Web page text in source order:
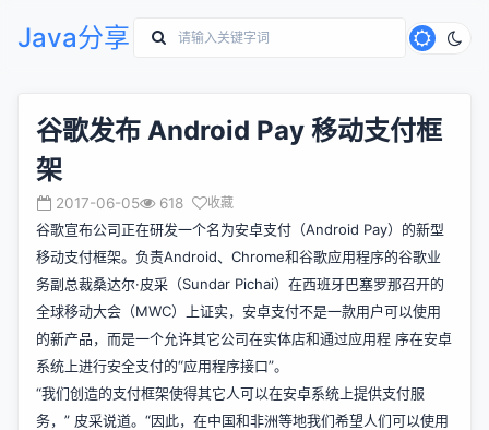
Java分享
谷歌发布 Android Pay 移动支付框
架
2017-06-05 618 收藏
谷歌宣布公司正在研发一个名为安卓支付（Android Pay）的新型
移动支付框架。负责Android、Chrome和谷歌应用程序的谷歌业
务副总裁桑达尔·皮采（Sundar Pichai）在西班牙巴塞罗那召开的
全球移动大会（MWC）上证实，安卓支付不是一款用户可以使用
的新产品，而是一个允许其它公司在实体店和通过应用程 序在安卓
系统上进行安全支付的“应用程序接口”。
“我们创造的支付框架使得其它人可以在安卓系统上提供支付服
务，” 皮采说道。“因此，在中国和非洲等地我们希望人们可以使用